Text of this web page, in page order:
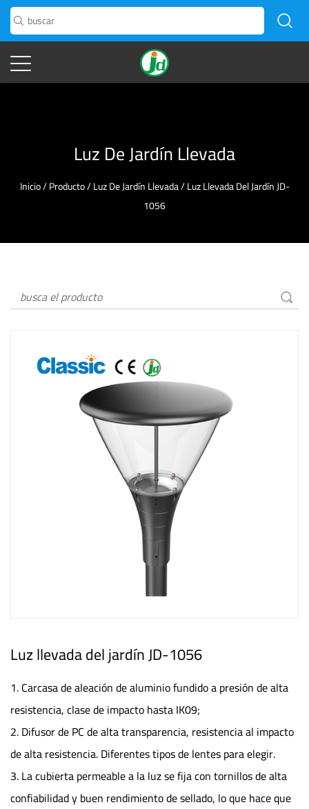
Luz De Jardín Llevada
Inicio/Producto/Luz De Jardín Llevada/Luz Llevada Del Jardín JD-
1056
Luz llevada del jardín JD-1056
1. Carcasa de aleación de aluminio fundido a presión de alta
resistencia, clase de impacto hasta IK09;
2. Difusor de PC de alta transparencia, resistencia al impacto
de alta resistencia. Diferentes tipos de lentes para elegir.
3. La cubierta permeable a la luz se fija con tornillos de alta
confiabilidad y buen rendimiento de sellado, lo que hace que